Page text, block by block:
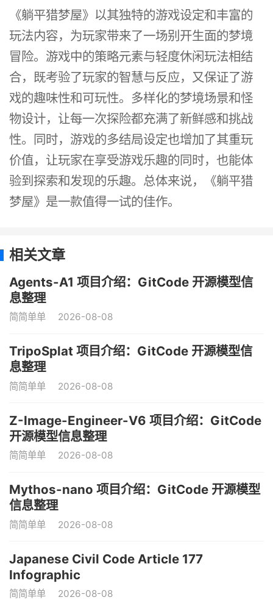
《躺平猎梦屋》以其独特的游戏设定和丰富的
玩法内容，为玩家带来了一场别开生面的梦境
冒险。游戏中的策略元素与轻度休闲玩法相结
合，既考验了玩家的智慧与反应，又保证了游
戏的趣味性和可玩性。多样化的梦境场景和怪
物设计，让每一次探险都充满了新鲜感和挑战
性。同时，游戏的多结局设定也增加了其重玩
价值，让玩家在享受游戏乐趣的同时，也能体
验到探索和发现的乐趣。总体来说，《躺平猎
梦屋》是一款值得一试的佳作。
相关文章
Agents-A1 项目介绍：GitCode 开源模型信
息整理
简简单单 2026-08-08
TripoSplat 项目介绍：GitCode 开源模型信
息整理
简简单单 2026-08-08
Z-Image-Engineer-V6 项目介绍：GitCode
开源模型信息整理
简简单单 2026-08-08
Mythos-nano 项目介绍：GitCode 开源模型
信息整理
简简单单 2026-08-08
Japanese Civil Code Article 177
Infographic
简简单单 2026-08-08